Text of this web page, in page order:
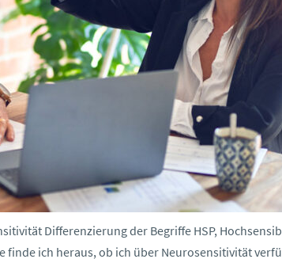
Differenzierung der Begriffe HSP,
finde ich heraus, ob ich über Neurosensitivität